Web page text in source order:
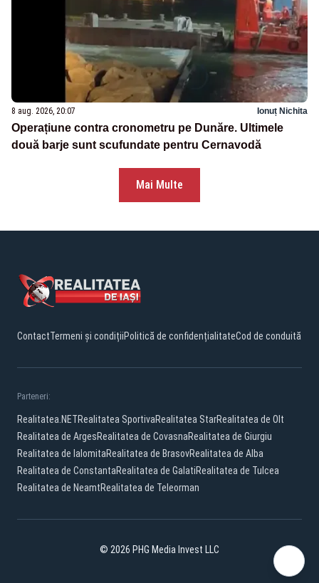
8 aug. 2026, 20:07 Ionuț Nichita
Operațiune contra cronometru pe Dunăre. Ultimele
două barje sunt scufundate pentru Cernavodă
Mai Multe
ContactTermeni și condițiiPolitică de confidențialitateCod de conduită
Parteneri:
Realitatea.NETRealitatea SportivaRealitatea StarRealitatea de Olt
Realitatea de ArgesRealitatea de CovasnaRealitatea de Giurgiu
Realitatea de IalomitaRealitatea de BrasovRealitatea de Alba
Realitatea de ConstantaRealitatea de GalatiRealitatea de Tulcea
Realitatea de NeamtRealitatea de Teleorman
© 2026 PHG Media Invest LLC